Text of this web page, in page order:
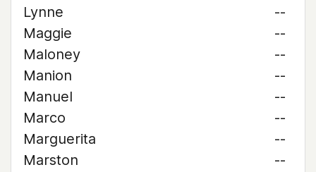
Lynne
--
Maggie
--
Maloney
--
Manion
--
Manuel
--
Marco
--
Marguerita
--
Marston
--